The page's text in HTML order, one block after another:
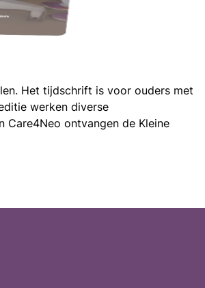
Het tijdschrift is voor ouders met
werken diverse
Care4Neo ontvangen de Kleine